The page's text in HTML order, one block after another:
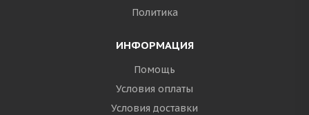
Политика
ИНФОРМАЦИЯ
Помощь
Условия оплаты
Условия доставки